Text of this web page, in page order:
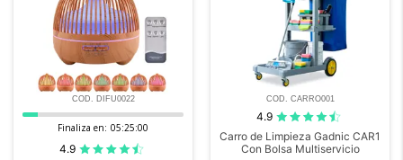
COD. DIFU0022
Finaliza en: 05:24:59
4.9
COD. CARRO001
4.9
Carro de Limpieza Gadnic CAR1
Con Bolsa Multiservicio